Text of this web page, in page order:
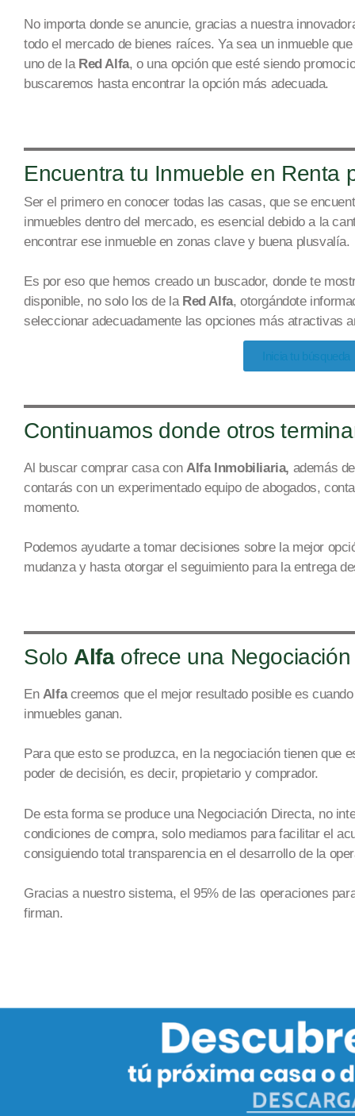
No importa donde se anuncie, gracias a nuestra
todo el mercado de bienes raíces. Ya sea un inmueble
uno de la Red Alfa, o una opción que esté siendo
buscaremos hasta encontrar la opción más adecuada.
Encuentra tu Inmueble en Renta
Ser el primero en conocer todas las casas, que se
inmuebles dentro del mercado, es esencial debido a la
encontrar ese inmueble en zonas clave y buena plusvalía.
Es por eso que hemos creado un buscador, donde te
disponible, no solo los de la Red Alfa, otorgándote
seleccionar adecuadamente las opciones más atractivas
Inicia tu búsqueda
Continuamos donde otros
Al buscar comprar casa con Alfa Inmobiliaria, además
contarás con un experimentado equipo de abogados,
momento.
Podemos ayudarte a tomar decisiones sobre la mejor
mudanzay hastaotorgarel seguimiento para la entrega
Solo Alfaofrece una Negociación
En Alfacreemos que el mejor resultado posible es
inmuebles ganan.
Para que esto se produzca, en la negociación tienen que
poder de decisión, es decir, propietario y comprador.
De esta forma se produce una Negociación Directa, no
condiciones de compra, solo mediamos para facilitar el
consiguiendo total transparencia en el desarrollo de la
Gracias a nuestro sistema, el 95% de las operaciones
firman.